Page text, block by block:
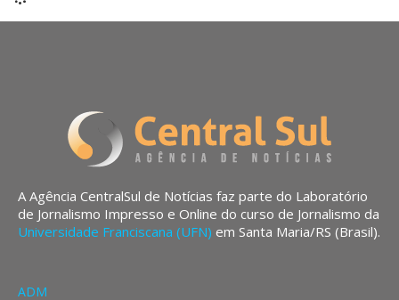
A Agência CentralSul de Notícias faz parte do Laboratório
de Jornalismo Impresso e Online do curso de Jornalismo da
Universidade Franciscana (UFN) em Santa Maria/RS (Brasil).
ADM